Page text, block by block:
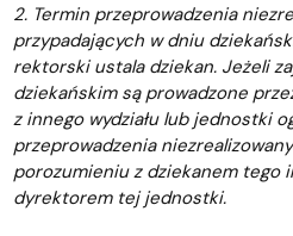
2. Termin przeprowadzenia
przypadających w dniu
rektorski ustala dziekan. Jeżeli
dziekańskim są prowadzone
z innego wydziału lub jednostki
przeprowadzenia
porozumieniu z dziekanem tego
dyrektorem tej jednostki.